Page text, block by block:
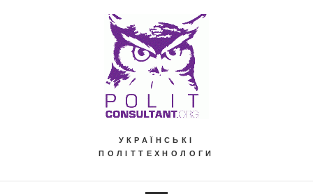
УКРАЇНСЬКІ
ПОЛІТТЕХНОЛОГИ